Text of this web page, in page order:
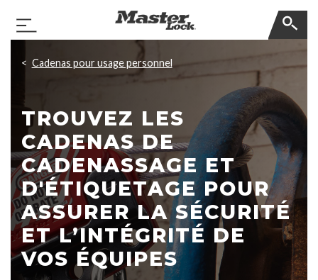
Basculer la navigation
Cadenas pour usage personnel
TROUVEZ LES
CADENAS DE
CADENASSAGE ET
D'ÉTIQUETAGE POUR
ASSURER LA SÉCURITÉ
ET L’INTÉGRITÉ DE
VOS ÉQUIPES